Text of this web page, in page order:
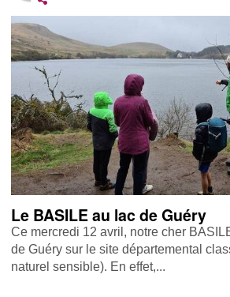
Le BASILE au lac de Guéry
Ce mercredi 12 avril, notre cher
de Guéry sur le site départemental
naturel sensible). En effet,...